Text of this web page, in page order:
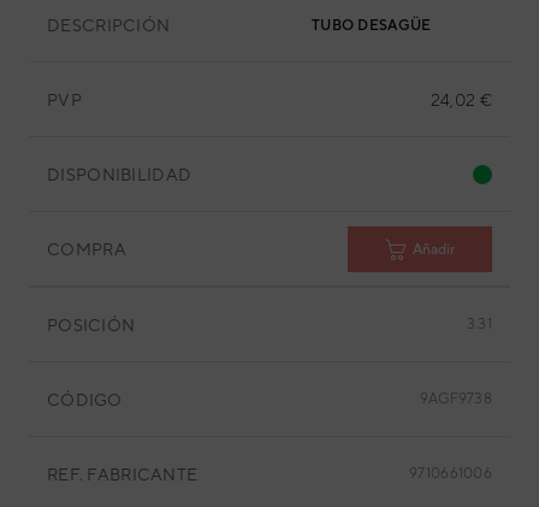
DESCRIPCIÓN TUBO DESAGÜE
PVP 24,02 €
DISPONIBILIDAD
COMPRA Añadir
POSICIÓN 3.31
CÓDIGO 9AGF9738
REF. FABRICANTE 9710661006